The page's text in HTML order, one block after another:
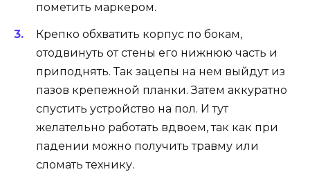
пометить маркером.
Крепко обхватить корпус по бокам,
отодвинуть от стены его нижнюю часть и
приподнять. Так зацепы на нем выйдут из
пазов крепежной планки. Затем аккуратно
спустить устройство на пол. И тут
желательно работать вдвоем, так как при
падении можно получить травму или
сломать технику.